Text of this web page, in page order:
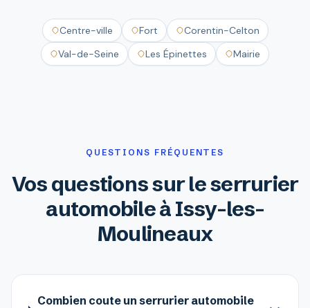
Centre-ville Fort
Corentin-Celton
Val-de-Seine
Les Épinettes Mairie
QUESTIONS FRÉQUENTES
Vos questions sur le serrurier
automobile à Issy-les-
Moulineaux
Combien coute un serrurier automobile